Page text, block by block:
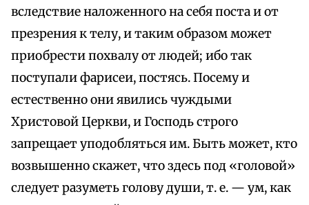
вследствие наложенного на себя поста и от
презрения к телу, и таким образом может
приобрести похвалу от людей; ибо так
поступали фарисеи, постясь. Посему и
естественно они явились чуждыми
Христовой Церкви, и Господь строго
запрещает уподобляться им. Быть может, кто
возвышенно скажет, что здесь под «головой»
следует разуметь голову души, т. е. — ум, как